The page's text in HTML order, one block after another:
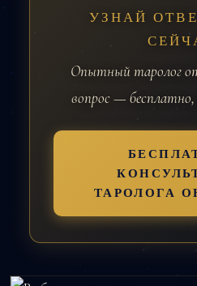
УЗНАЙ
Опытный таролог
вопрос — бесплатно,
ТАРОЛОГА